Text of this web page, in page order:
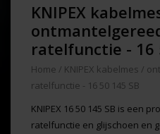
KNIPEX
ratelfunctie - 16
Home / KNIPEX kabelmes /
ratelfunctie - 16 50 145 SB
KNIPEX 16 50 145 SB is een
ratelfunctie en glijschoen en